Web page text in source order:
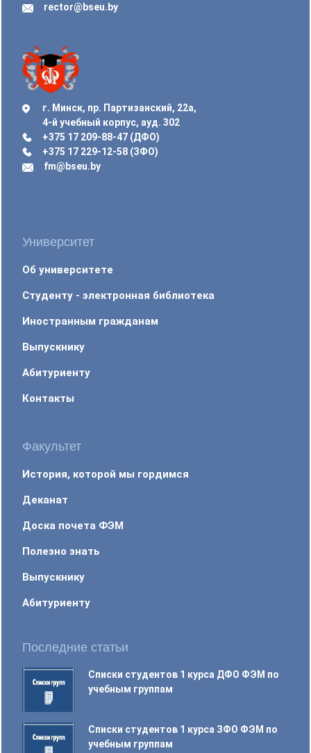
rector@bseu.by
г. Минск, пр. Партизанский, 22а,
4-й учебный корпус, ауд. 302
+375 17 209-88-47 (ДФО)
+375 17 229-12-58 (ЗФО)
fm@bseu.by
Университет
Об университете
Студенту - электронная библиотека
Иностранным гражданам
Выпускнику
Абитуриенту
Контакты
Факультет
История, которой мы гордимся
Деканат
Доска почета ФЭМ
Полезно знать
Выпускнику
Абитуриенту
Последние статьи
Списки студентов 1 курса ДФО ФЭМ по
учебным группам
Списки студентов 1 курса ЗФО ФЭМ по
учебным группам